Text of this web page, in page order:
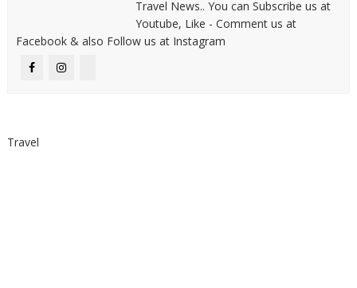
Travel News.. You can Subscribe us at
Youtube, Like - Comment us at
Facebook & also Follow us at Instagram
Travel